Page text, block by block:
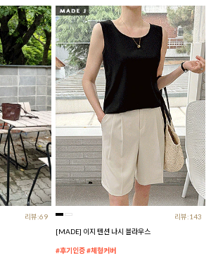
리뷰:69
리뷰:143
[MADE] 이지 텐션 나시 블라우스
#후기인증 #체형커버